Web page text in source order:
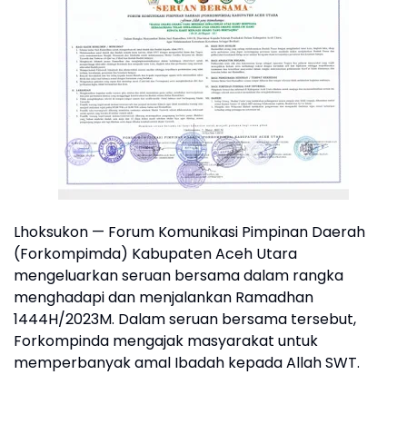
Lhoksukon — Forum Komunikasi Pimpinan Daerah
(Forkompimda) Kabupaten Aceh Utara
mengeluarkan seruan bersama dalam rangka
menghadapi dan menjalankan Ramadhan
1444H/2023M. Dalam seruan bersama tersebut,
Forkompinda mengajak masyarakat untuk
memperbanyak amal Ibadah kepada Allah SWT.